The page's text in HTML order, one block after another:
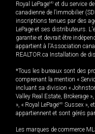
Royal LePageMD et du service
canadienne de l’immobilier
inscriptions tenues par des
LePage et ses distributeurs.
garantie et devrait être
appartient à l'Association
REALTOR.ca Installation de
*Tous les bureaux sont des
comprenant la mention «
incluant sa division «
Valley Real Estate, Brokerage
», « Royal LePageMD Sussex »,
appartiennent et sont gérés
Les marques de commerce